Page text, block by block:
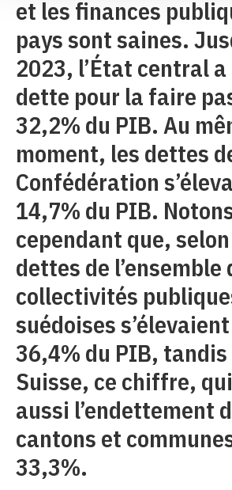
et les finances
pays sont saines.
2023, l’État central
dette pour la faire
32,2% du PIB. Au
moment, les dettes
Confédération
14,7% du PIB.
cependant que,
dettes de l’ensemble
collectivités
suédoises
36,4% du PIB, tandis
Suisse, ce chiffre,
aussi l’endettement
cantons et
33,3%.